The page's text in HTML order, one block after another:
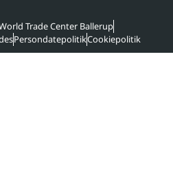
Trade Center Ballerup
PersondatepolitikCookiepolitik